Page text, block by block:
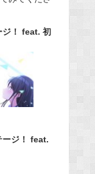
ジ！ feat. 初
ージ！ feat.